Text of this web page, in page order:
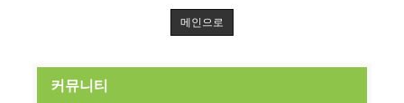
메인으로
커뮤니티